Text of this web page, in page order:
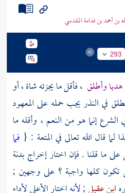
بن أحمد بن قدامة المقدسي
293
وأطلق ، فأقل ما يجزئه شاة ، أو
في النذر يجب حمله على المعهود
إنما هو من النعم ، وأقله ما
قال الله تعالى في المتعة : { فما
ما قلنا . فإن اختار إخراج بدنة
كلها واجبة ؟ على وجهين ;
ابن عقيل; لأنه اختار الأعلى لأداء